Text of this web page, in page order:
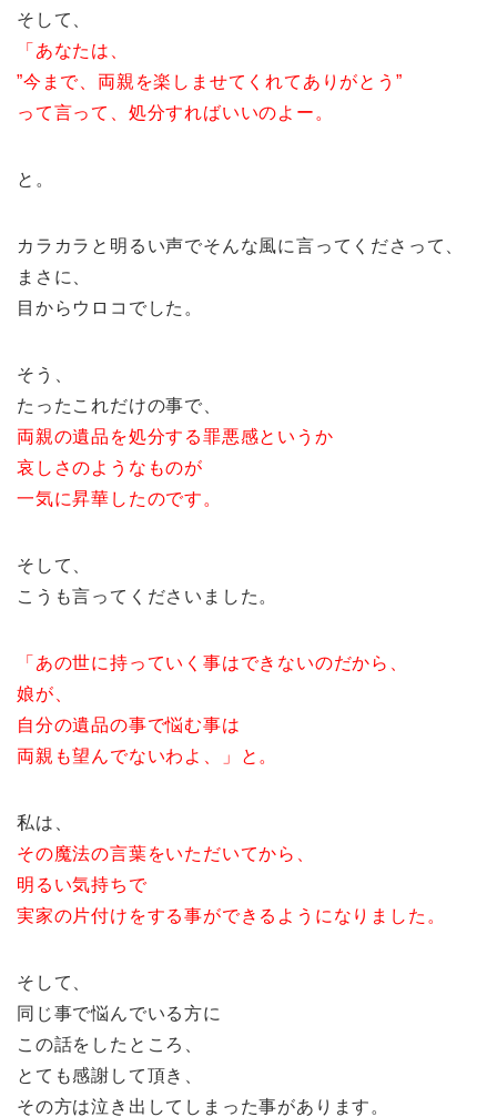
そして、
「あなたは、
”今まで、両親を楽しませてくれてありがとう”
って言って、処分すればいいのよー。
と。
カラカラと明るい声でそんな風に言ってくださって、
まさに、
目からウロコでした。
そう、
たったこれだけの事で、
両親の遺品を処分する罪悪感というか
哀しさのようなものが
一気に昇華したのです。
そして、
こうも言ってくださいました。
「あの世に持っていく事はできないのだから、
娘が、
自分の遺品の事で悩む事は
両親も望んでないわよ、」と。
私は、
その魔法の言葉をいただいてから、
明るい気持ちで
実家の片付けをする事ができるようになりました。
そして、
同じ事で悩んでいる方に
この話をしたところ、
とても感謝して頂き、
その方は泣き出してしまった事があります。